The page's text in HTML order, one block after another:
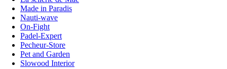
Made in Paradis
Nauti-wave
On-Fight
Padel-Expert
Pecheur-Store
Pet and Garden
Slowood Interior